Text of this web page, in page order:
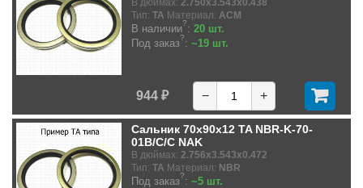
Тип: TA Материал: ACM
В наличии?: 20 шт.
Под заказ?: ~19 шт.
944 ₽ − +
Сальник 70x90x12 TA NBR-K-70-
01B/C/C NAK
В дюймах: 2.756x3.543x0.472
Тип: TA Материал: NBR
Под заказ?: ~5 шт.